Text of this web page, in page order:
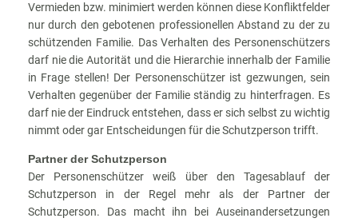
Vermieden bzw. minimiert werden können diese Konfliktfelder
nur durch den gebotenen professionellen Abstand zu der zu
schützenden Familie. Das Verhalten des Personenschützers
darf nie die Autorität und die Hierarchie innerhalb der Familie
in Frage stellen! Der Personenschützer ist gezwungen, sein
Verhalten gegenüber der Familie ständig zu hinterfragen. Es
darf nie der Eindruck entstehen, dass er sich selbst zu wichtig
nimmt oder gar Entscheidungen für die Schutzperson trifft.
Partner der Schutzperson
Der Personenschützer weiß über den Tagesablauf der
Schutzperson in der Regel mehr als der Partner der
Schutzperson. Das macht ihn bei Auseinandersetzungen